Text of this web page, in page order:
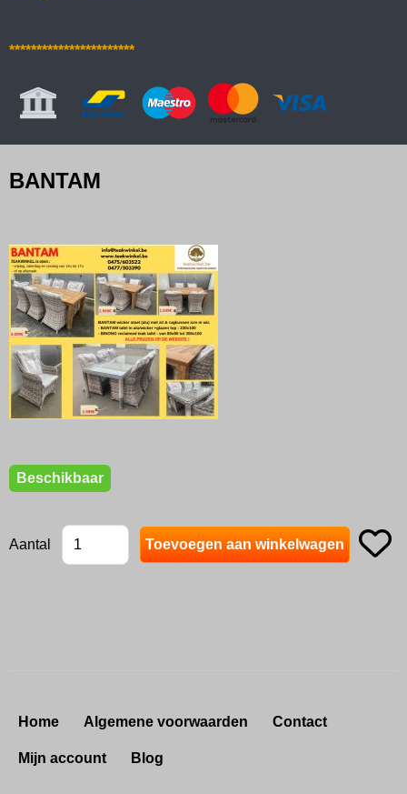
***********************
BANTAM
Beschikbaar
Aantal
Home Algemene voorwaarden Contact
Mijn account Blog